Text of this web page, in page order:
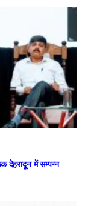
देहरादून में सम्पन्न